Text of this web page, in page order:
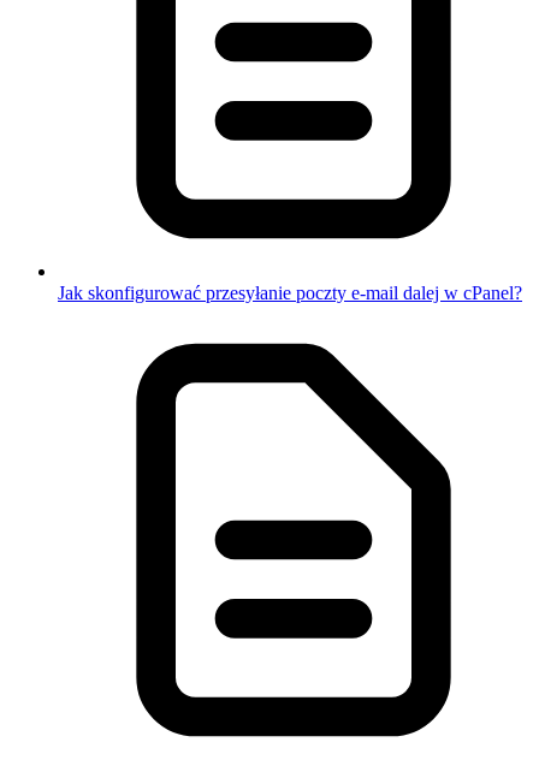
Jak skonfigurować przesyłanie poczty e-mail dalej w cPanel?